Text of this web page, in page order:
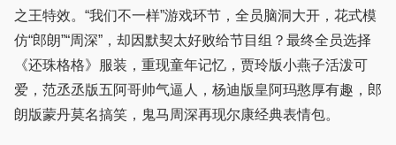
之王特效。“我们不一样”游戏环节，全员脑洞大开，花式模
仿“郎朗”“周深”，却因默契太好败给节目组？最终全员选择
《还珠格格》服装，重现童年记忆，贾玲版小燕子活泼可
爱，范丞丞版五阿哥帅气逼人，杨迪版皇阿玛憨厚有趣，郎
朗版蒙丹莫名搞笑，鬼马周深再现尔康经典表情包。